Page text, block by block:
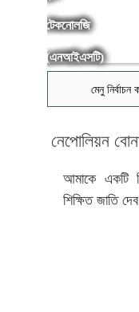
মেনু নির্বাচন
নেপোলিয়ন
আমাকে একটি
শিক্ষিত জাতি